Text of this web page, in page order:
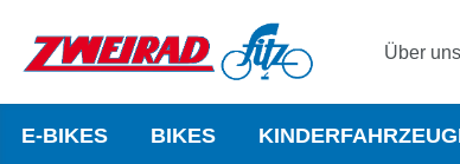
Über uns
E-BIKES BIKES